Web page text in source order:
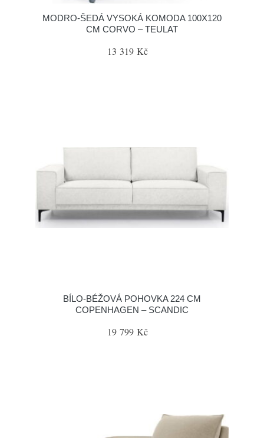
MODRO-ŠEDÁ VYSOKÁ KOMODA 100X120
CM CORVO – TEULAT
13 319 Kč
BÍLO-BÉŽOVÁ POHOVKA 224 CM
COPENHAGEN – SCANDIC
19 799 Kč